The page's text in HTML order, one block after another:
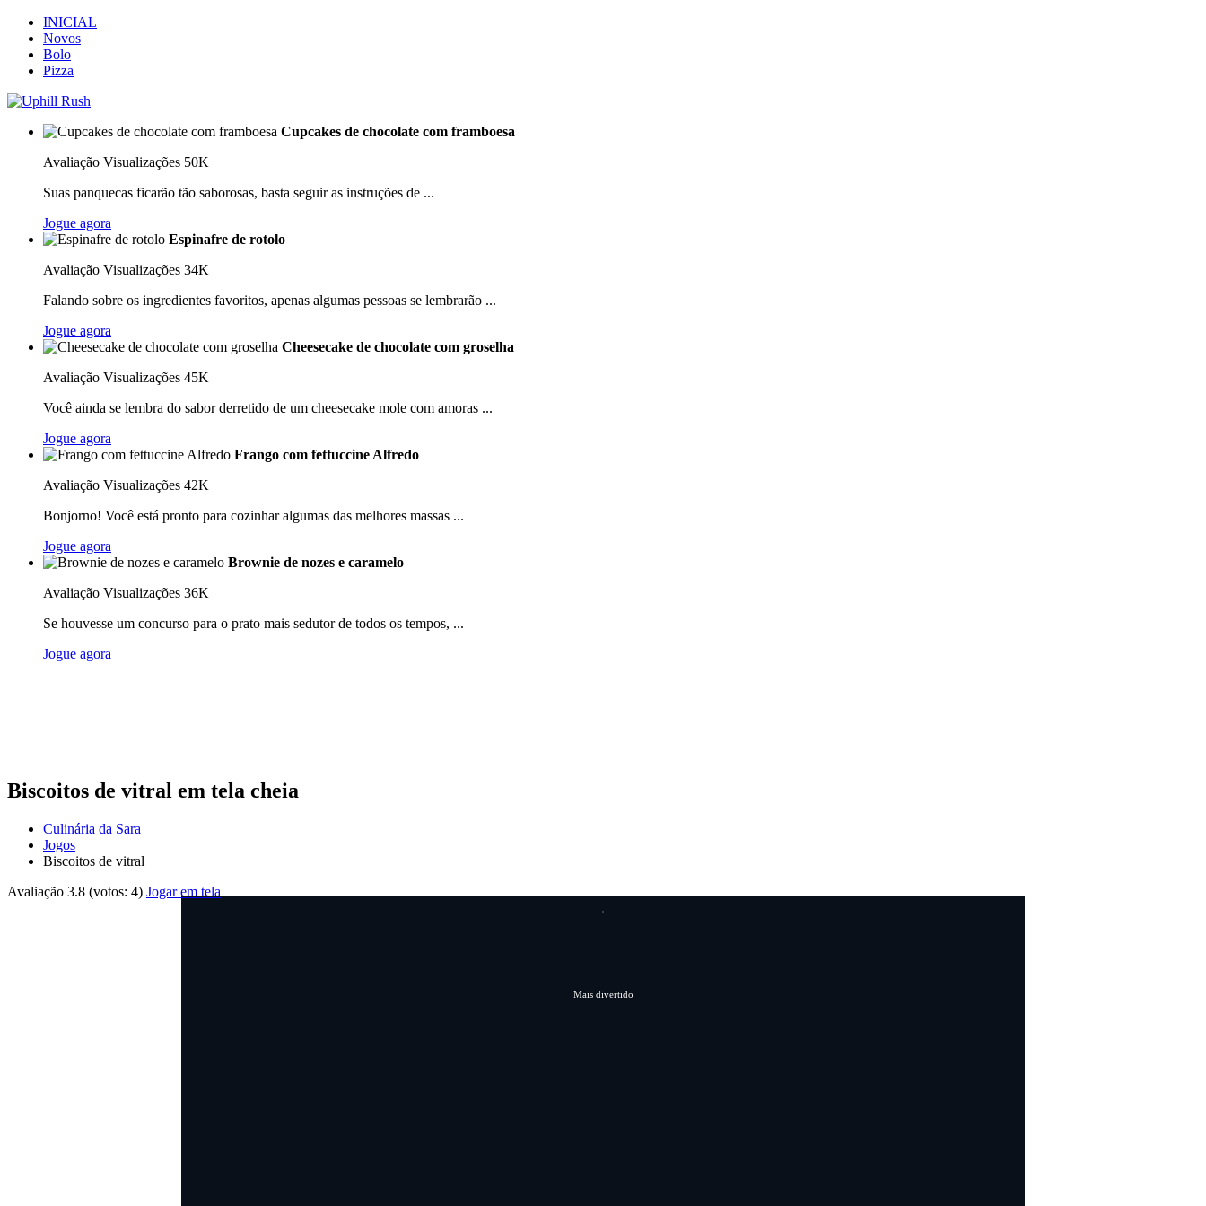
INICIAL
Novos
Bolo
Pizza
Cupcakes de chocolate com framboesa
Avaliação Visualizações 50K
Suas panquecas ficarão tão saborosas, basta seguir as instruções de ...
Jogue agora
Espinafre de rotolo
Avaliação Visualizações 34K
Falando sobre os ingredientes favoritos, apenas algumas pessoas se lembrarão ...
Jogue agora
Cheesecake de chocolate com groselha
Avaliação Visualizações 45K
Você ainda se lembra do sabor derretido de um cheesecake mole com amoras ...
Jogue agora
Frango com fettuccine Alfredo
Avaliação Visualizações 42K
Bonjorno! Você está pronto para cozinhar algumas das melhores massas ...
Jogue agora
Brownie de nozes e caramelo
Avaliação Visualizações 36K
Se houvesse um concurso para o prato mais sedutor de todos os tempos, ...
Jogue agora
Biscoitos de vitral em tela cheia
Culinária da Sara
Jogos
Biscoitos de vitral
Avaliação 3.8 (votos: 4) Jogar em tela
Mais divertido